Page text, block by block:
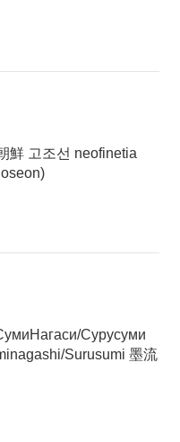
고조선 neofinetia
Сурусуми
Surusumi 墨流